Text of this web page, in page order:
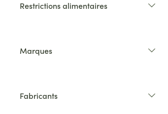
Restrictions alimentaires
Marques
Fabricants